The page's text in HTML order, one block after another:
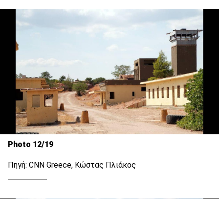
Photo 12/19
Πηγή: CNN Greece, Κώστας Πλιάκος